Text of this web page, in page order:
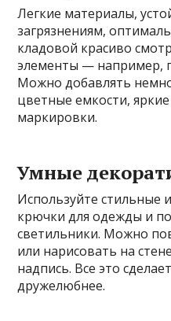
Легкие материалы,
загрязнениям,
кладовой красиво
элементы — например,
Можно добавлять
цветные емкости,
маркировки.
Умные
Используйте стильные
крючки для одежды и
светильники. Можно
или нарисовать на
надпись. Все это
дружелюбнее.